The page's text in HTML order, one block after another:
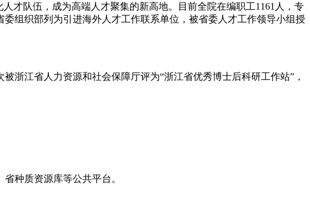
才队伍，成为高端人才聚集的新高地。目前全院在编职工1161人，专
组织部列为引进海外人才工作联系单位，被省委人才工作领导小组授
浙江省人力资源和社会保障厅评为“浙江省优秀博士后科研工作站”，
种质资源库等公共平台。